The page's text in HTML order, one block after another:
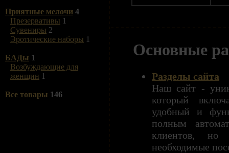
Приятные мелочи 4
Презервативы 1
Сувениры 2
Эротические наборы 1
БАДы 1
Возбуждающие для
женщин 1
Все товары 146
Основные
Разделы сайта
Наш сайт -
который
удобный и
полным
клиентов,
необходимые